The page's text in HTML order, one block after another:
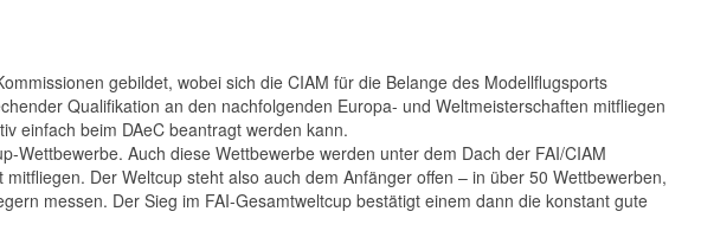
gebildet, wobei sich die CIAM für die Belange des Modellflugsports
Qualifikation an den nachfolgenden Europa- und Weltmeisterschaften mitfliegen
einfach beim DAeC beantragt werden kann.
Wettbewerbe. Auch diese Wettbewerbe werden unter dem Dach der FAI/CIAM
Der Weltcup steht also auch dem Anfänger offen – in über 50 Wettbewerben,
messen. Der Sieg im FAI-Gesamtweltcup bestätigt einem dann die konstant gute